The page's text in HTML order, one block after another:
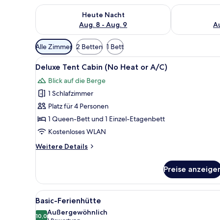
Heute Nacht
Aug. 8 - Aug. 9
Überprüfe die Verfügbarkeit für heute Nacht, Aug. 8
Überprüfe
Verfügbare
Filter
für
Alle Zimmer 2 Betten 1 Bett
Alle
Fotos
für
Deluxe
Tent
Cabin
(No
or
Eine Holzhütte mit einer
7
Deluxe Tent Cabin (No Heat or A/C)
Blick auf die Berge
1 Schlafzimmer
Platz für 4 Personen
1 Queen-Bett und 1 Einzel-Etagenbett
Kostenloses WLAN
Weitere Details
Weitere
Tent
Cabin
(No
Heat
or
Preise
Alle
Fotos
für
Ein Zimmer mit zwei Betten,
4
Basic-Ferienhütte
10,0Außergewöhnlich